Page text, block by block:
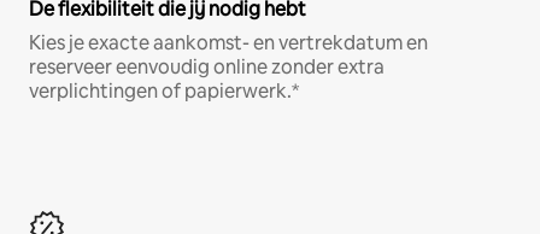
De flexibiliteit die jij nodig hebt
Kies je exacte aankomst- en vertrekdatum en
reserveer eenvoudig online zonder extra
verplichtingen of papierwerk.*